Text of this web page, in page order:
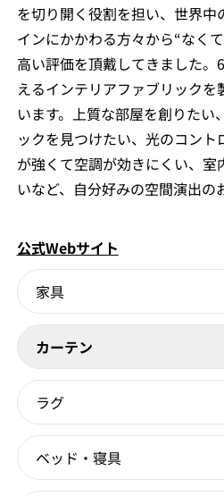
を切り開く役割を担い、世界
インにかかわる方々から“なく
高い評価を頂戴してきました
えるインテリアファブリックを
います。上質な部屋を創りたい
ックを見つけたい、光のコン
が強くて空調が効きにくい、
いなど、自分好みの空間演出の
公式Webサイト
家具
カーテン
ラグ
ベッド・寝具